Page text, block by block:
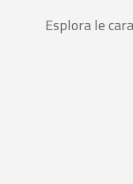
Esplora le